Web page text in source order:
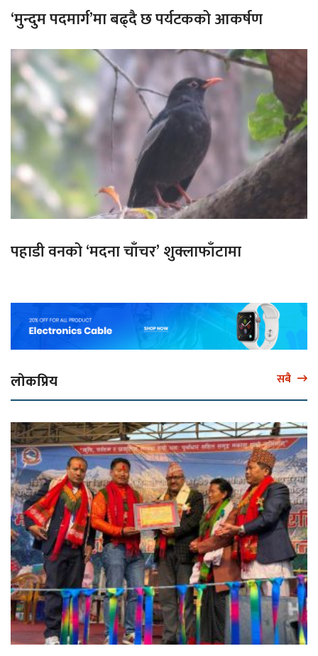
‘मुन्दुम पदमार्ग’मा बढ्दै छ पर्यटकको आकर्षण
पहाडी वनको ‘मदना चाँचर’ शुक्लाफाँटामा
लोकप्रिय सबै